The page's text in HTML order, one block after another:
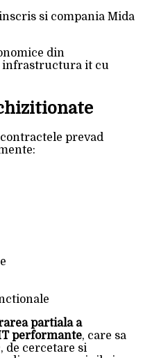
si compania Mida
prevad
partiala a
performante, care sa
de cercetare si